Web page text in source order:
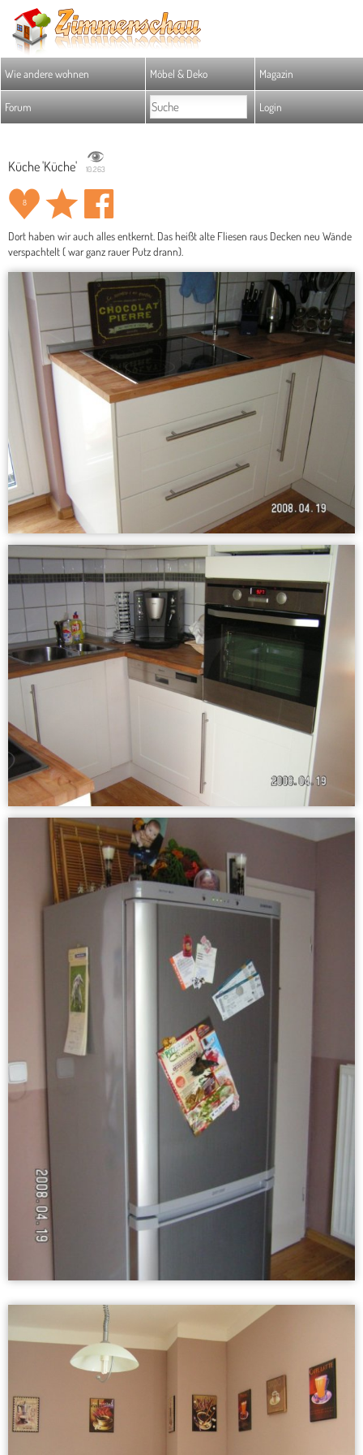
Wie andere wohnen Möbel & Deko Magazin
Forum Login
Küche 'Küche' 10.263
8
Dort haben wir auch alles entkernt. Das heißt alte Fliesen raus Decken neu Wände
verspachtelt ( war ganz rauer Putz drann).